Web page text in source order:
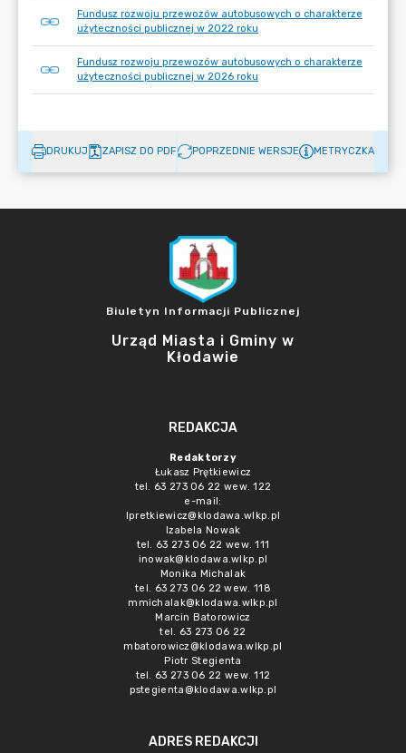
Fundusz rozwoju przewozów autobusowych o charakterze
użyteczności publicznej w 2022 roku
Fundusz rozwoju przewozów autobusowych o charakterze
użyteczności publicznej w 2026 roku
DRUKUJ ZAPISZ DO PDF POPRZEDNIE WERSJE METRYCZKA
Biuletyn Informacji Publicznej
Urząd Miasta i Gminy w
Kłodawie
REDAKCJA
Redaktorzy
Łukasz Prętkiewicz
tel. 63 273 06 22 wew. 122
e-mail:
lpretkiewicz@klodawa.wlkp.pl
Izabela Nowak
tel. 63 273 06 22 wew. 111
inowak@klodawa.wlkp.pl
Monika Michalak
tel. 63 273 06 22 wew. 118
mmichalak@klodawa.wlkp.pl
Marcin Batorowicz
tel. 63 273 06 22
mbatorowicz@klodawa.wlkp.pl
Piotr Stegienta
tel. 63 273 06 22 wew. 112
pstegienta@klodawa.wlkp.pl
ADRES REDAKCJI